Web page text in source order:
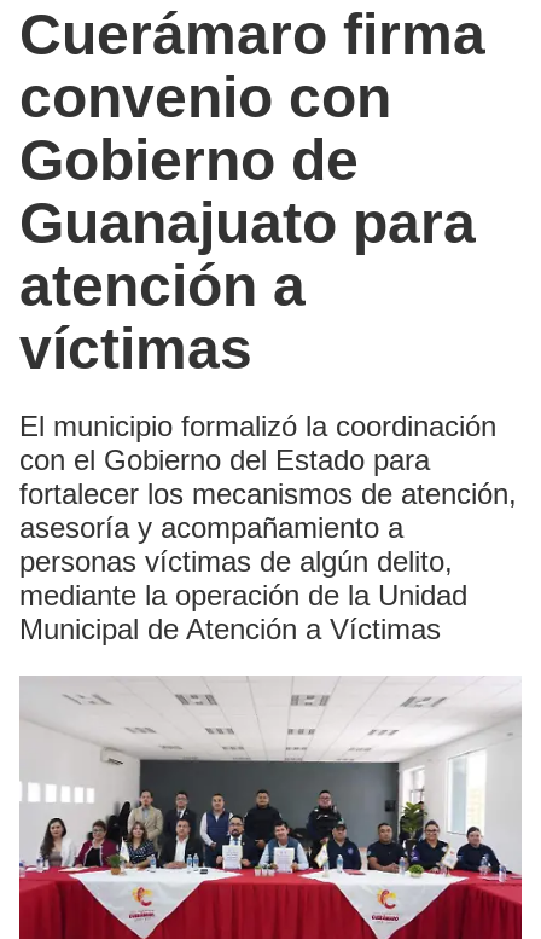
Cuerámaro firma
convenio con
Gobierno de
Guanajuato para
atención a
víctimas
El municipio formalizó la coordinación
con el Gobierno del Estado para
fortalecer los mecanismos de atención,
asesoría y acompañamiento a
personas víctimas de algún delito,
mediante la operación de la Unidad
Municipal de Atención a Víctimas